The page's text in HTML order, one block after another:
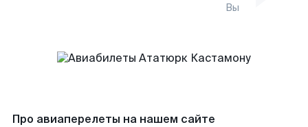
Вы
Про авиаперелеты на нашем сайте